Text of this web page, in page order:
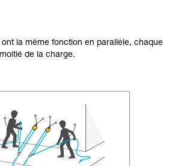
la même fonction en parallèle, chaque
de la charge.